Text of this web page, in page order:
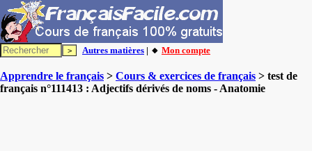
Autres matières | 🔸 Mon compte
Apprendre le français > Cours & exercices de français > test de
français n°111413 : Adjectifs dérivés de noms - Anatomie